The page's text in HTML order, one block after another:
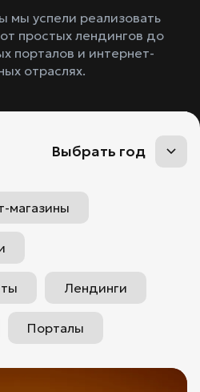
205-83-00
проект
мы успели реализовать
простых лендингов до
порталов и интернет-
отраслях.
магазины
Лендинги
Порталы
Выбрать год